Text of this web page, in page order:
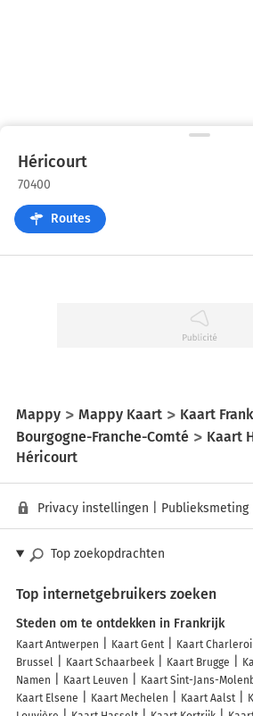
Héricourt
70400
Routes
Mappy Mappy Kaart Kaart
Bourgogne-Franche-Comté
Kaart
Héricourt
Privacy instellingen Publieksmeting|
Top zoekopdrachten
Top internetgebruikers zoeken
Steden om te ontdekken in Frankrijk
Kaart Antwerpen Kaart Gent Kaart Charleroi
Brussel
Kaart Schaarbeek Kaart Brugge
Namen
Kaart Leuven Kaart Sint-Jans-
Kaart Elsene
Kaart Mechelen Kaart Aalst